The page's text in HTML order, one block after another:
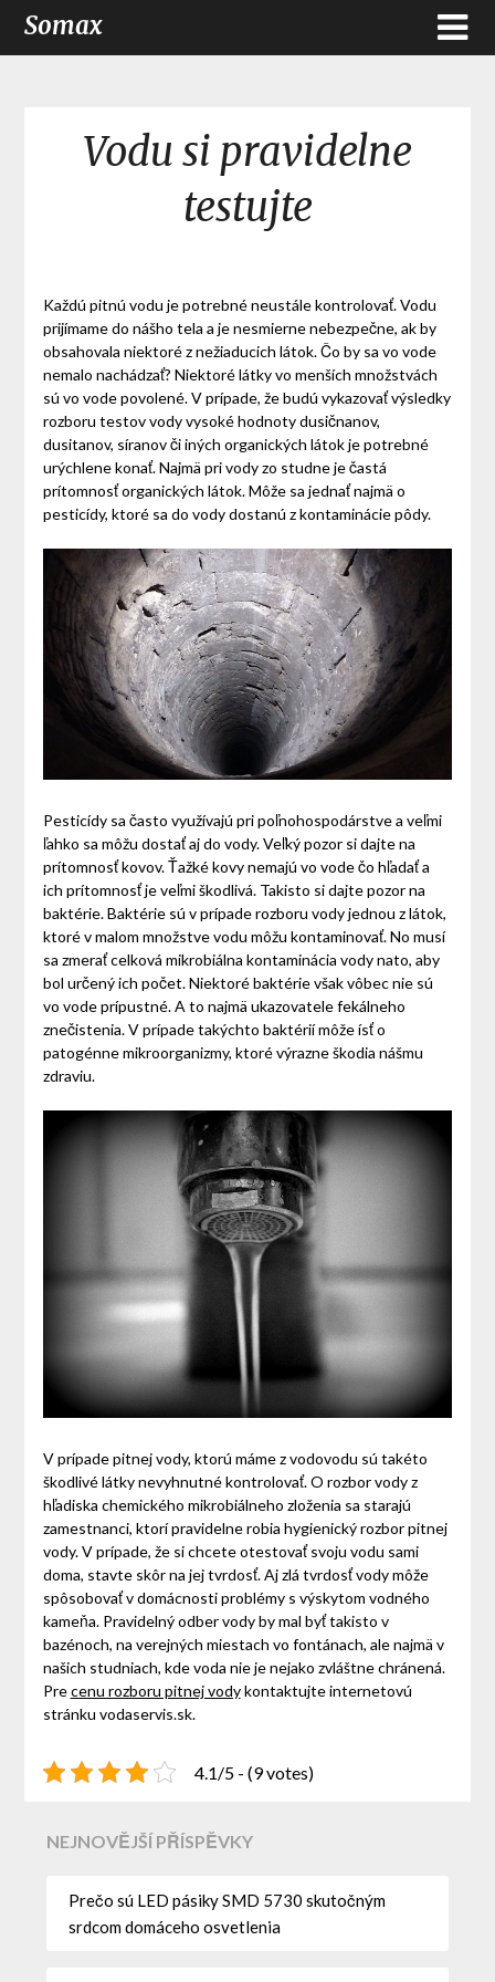
Somax
Vodu si pravidelne
testujte
Každú pitnú vodu je potrebné neustále kontrolovať. Vodu
prijímame do nášho tela a je nesmierne nebezpečne, ak by
obsahovala niektoré z nežiaducich látok. Čo by sa vo vode
nemalo nachádzať? Niektoré látky vo menších množstvách
sú vo vode povolené. V prípade, že budú vykazovať výsledky
rozboru testov vody vysoké hodnoty dusičnanov,
dusitanov, síranov či iných organických látok je potrebné
urýchlene konať. Najmä pri vody zo studne je častá
prítomnosť organických látok. Môže sa jednať najmä o
pesticídy, ktoré sa do vody dostanú z kontaminácie pôdy.
Pesticídy sa často využívajú pri poľnohospodárstve a veľmi
ľahko sa môžu dostať aj do vody. Veľký pozor si dajte na
prítomnosť kovov. Ťažké kovy nemajú vo vode čo hľadať a
ich prítomnosť je veľmi škodlivá. Takisto si dajte pozor na
baktérie. Baktérie sú v prípade rozboru vody jednou z látok,
ktoré v malom množstve vodu môžu kontaminovať. No musí
sa zmerať celková mikrobiálna kontaminácia vody nato, aby
bol určený ich počet. Niektoré baktérie však vôbec nie sú
vo vode prípustné. A to najmä ukazovatele fekálneho
znečistenia. V prípade takýchto baktérií môže ísť o
patogénne mikroorganizmy, ktoré výrazne škodia nášmu
zdraviu.
V prípade pitnej vody, ktorú máme z vodovodu sú takéto
škodlivé látky nevyhnutné kontrolovať. O rozbor vody z
hľadiska chemického mikrobiálneho zloženia sa starajú
zamestnanci, ktorí pravidelne robia hygienický rozbor pitnej
vody. V prípade, že si chcete otestovať svoju vodu sami
doma, stavte skôr na jej tvrdosť. Aj zlá tvrdosť vody môže
spôsobovať v domácnosti problémy s výskytom vodného
kameňa. Pravidelný odber vody by mal byť takisto v
bazénoch, na verejných miestach vo fontánach, ale najmä v
našich studniach, kde voda nie je nejako zvláštne chránená.
Precenu rozboru pitnej vodykontaktujte internetovú
stránku vodaservis.sk.
4.1/5 - (9 votes)
NEJNOVĚJŠÍ PŘÍSPĚVKY
Prečo sú LED pásiky SMD 5730 skutočným
srdcom domáceho osvetlenia